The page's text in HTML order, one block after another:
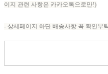
이지 관련 사항은 카카오톡으로만!)
- 상세페이지 하단 배송사항 꼭 확인부